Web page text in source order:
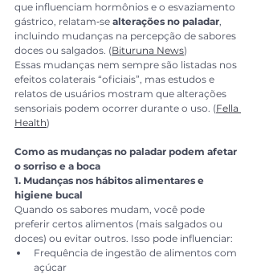
que influenciam hormônios e o esvaziamento
gástrico, relatam‑se alterações no paladar,
incluindo mudanças na percepção de sabores
doces ou salgados. (Bituruna News)
Essas mudanças nem sempre são listadas nos
efeitos colaterais “oficiais”, mas estudos e
relatos de usuários mostram que alterações
sensoriais podem ocorrer durante o uso. (Fella
Health)
Como as mudanças no paladar podem afetar
o sorriso e a boca
1. Mudanças nos hábitos alimentares e
higiene bucal
Quando os sabores mudam, você pode
preferir certos alimentos (mais salgados ou
doces) ou evitar outros. Isso pode influenciar:
Frequência de ingestão de alimentos com
açúcar